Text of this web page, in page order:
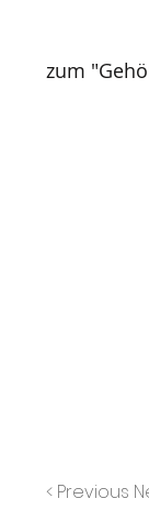
zum
< Previous